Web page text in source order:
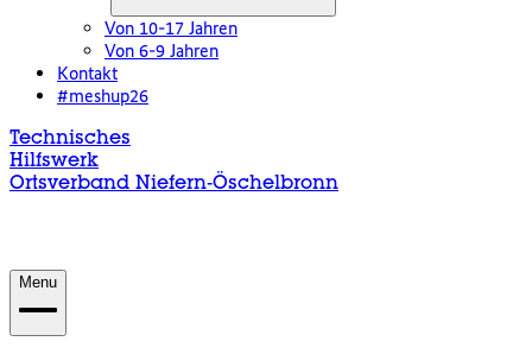
Von 10-17 Jahren
Von 6-9 Jahren
Kontakt
#meshup26
Technisches
Hilfswerk
Ortsverband Niefern-Öschelbronn
Menu